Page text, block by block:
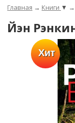
Главная → Книги ▼ →
Йэн
Хит